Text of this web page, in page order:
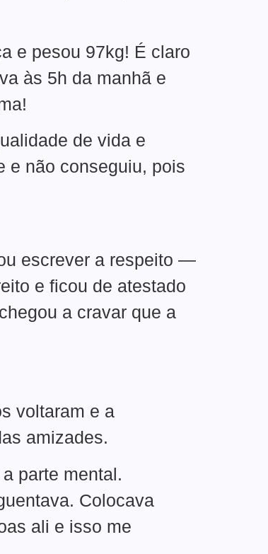
e pesou 97kg! É claro
às 5h da manhã e
de vida e
e não conseguiu, pois
escrever a respeito —
e ficou de atestado
a cravar que a
voltaram e a
amizades.
parte mental.
Colocava
ali e isso me